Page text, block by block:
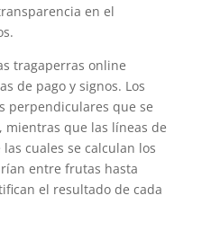
en el
tragaperras online
de pago y signos. Los
perpendiculares que se
mientras que las líneas de
cuales se calculan los
entre frutas hasta
el resultado de cada